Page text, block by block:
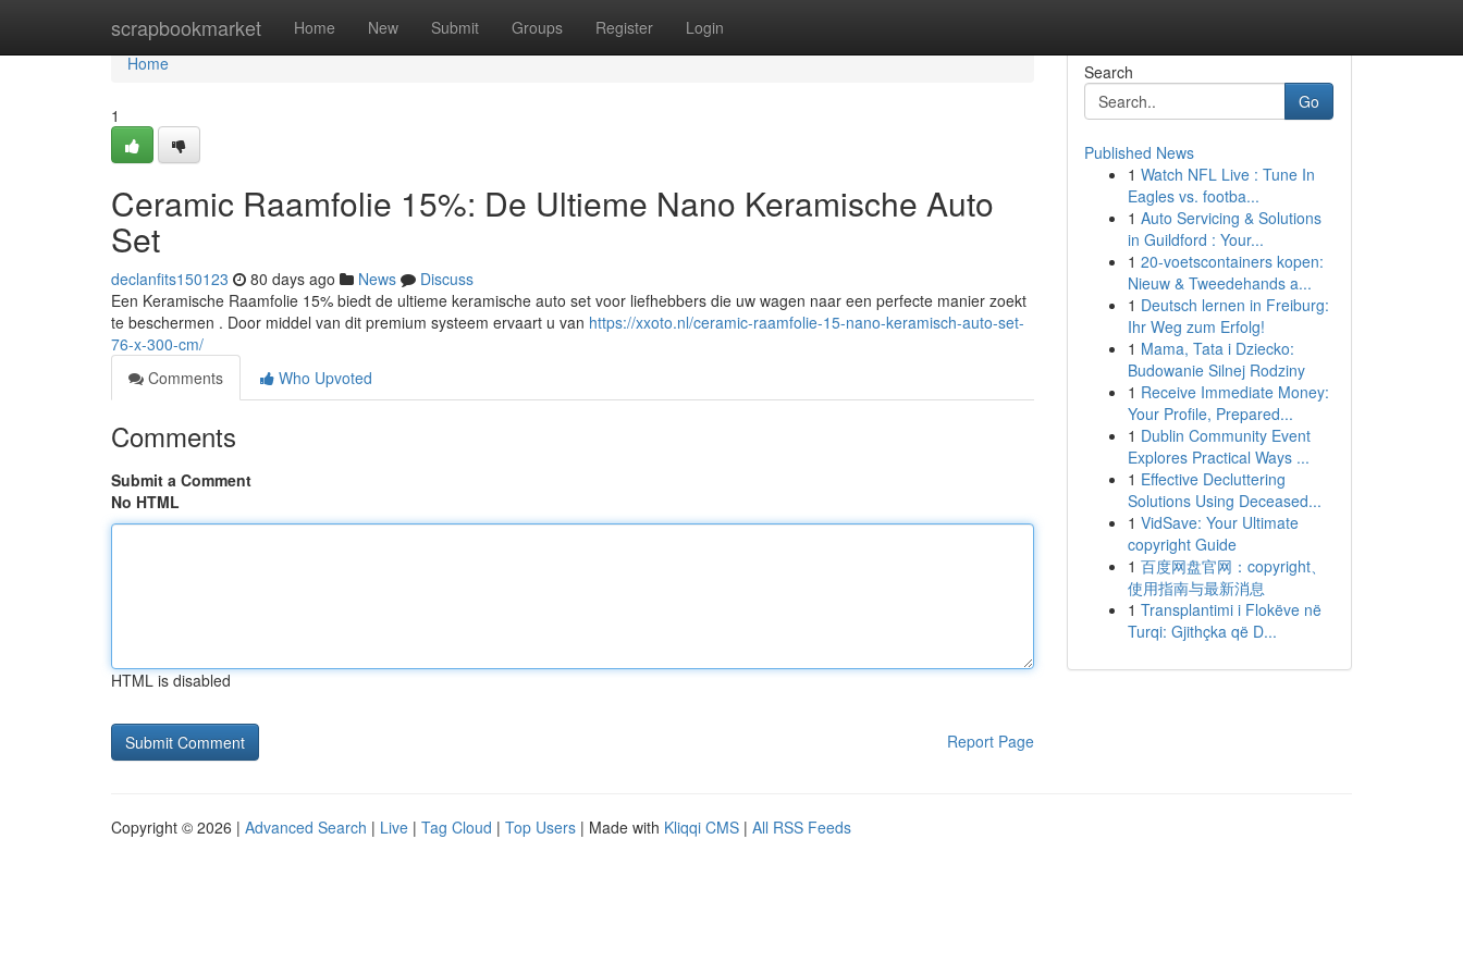
scrapbookmarket Home New Submit Groups Register Login
Home
Home
1
Ceramic Raamfolie 15%: De Ultieme Nano Keramische Auto
Set
declanfits150123 80 days ago News
Discuss
Een Keramische Raamfolie 15% biedt de ultieme keramische auto set voor liefhebbers die uw wagen naar een perfecte manier zoekt
te beschermen . Door middel van dit premium systeem ervaart u van https://xxoto.nl/ceramic-raamfolie-15-nano-keramisch-auto-set-
76-x-300-cm/
Comments
Who Upvoted
Comments
Submit a Comment
No HTML
HTML is disabled
Report Page
Search
Go
Published News
1 Watch NFL Live : Tune In
Eagles vs. footba...
1 Auto Servicing & Solutions
in Guildford : Your...
1 20-voetscontainers kopen:
Nieuw & Tweedehands a...
1 Deutsch lernen in Freiburg:
Ihr Weg zum Erfolg!
1 Mama, Tata i Dziecko:
Budowanie Silnej Rodziny
1 Receive Immediate Money:
Your Profile, Prepared...
1 Dublin Community Event
Explores Practical Ways ...
1 Effective Decluttering
Solutions Using Deceased...
1 VidSave: Your Ultimate
copyright Guide
1 百度网盘官网：copyright、
使用指南与最新消息
1 Transplantimi i Flokëve në
Turqi: Gjithçka që D...
Copyright © 2026 | Advanced Search | Live | Tag Cloud | Top Users | Made with Kliqqi CMS | All RSS Feeds